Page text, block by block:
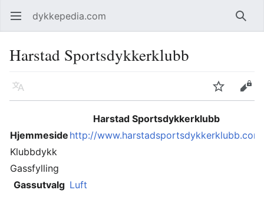
Åpne hovedmenyen dykkepedia.com Søk
Harstad Sportsdykkerklubb
Språk Overvåk Rediger
Harstad Sportsdykkerklubb
Hjemmeside http://
Klubbdykk
Gassfylling
Gassutvalg Luft